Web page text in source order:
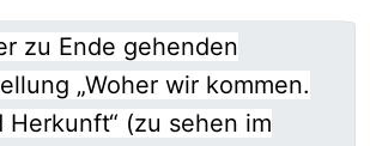
zu Ende gehenden
„Woher wir kommen.
Herkunft“ (zu sehen im